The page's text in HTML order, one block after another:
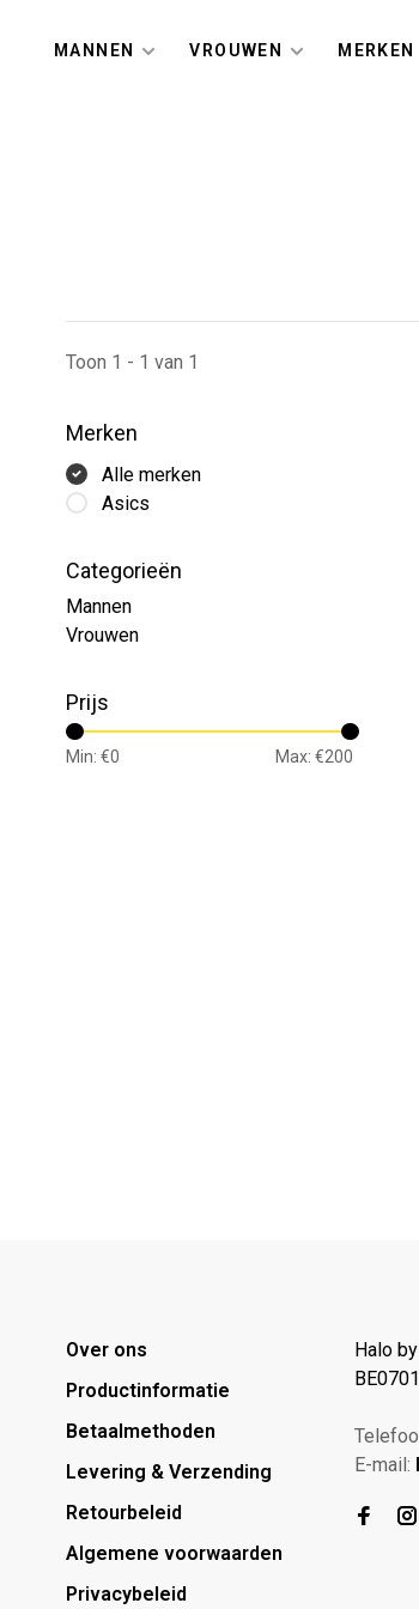
MANNEN VROUWEN MERKEN
Toon 1 - 1 van 1
Merken
Alle merken
Asics
Categorieën
Mannen
Vrouwen
Prijs
Min: €0 Max: €200
Over ons
Productinformatie
Betaalmethoden
Levering & Verzending
Retourbeleid
Algemene voorwaarden
Privacybeleid
Halo
E-mail: